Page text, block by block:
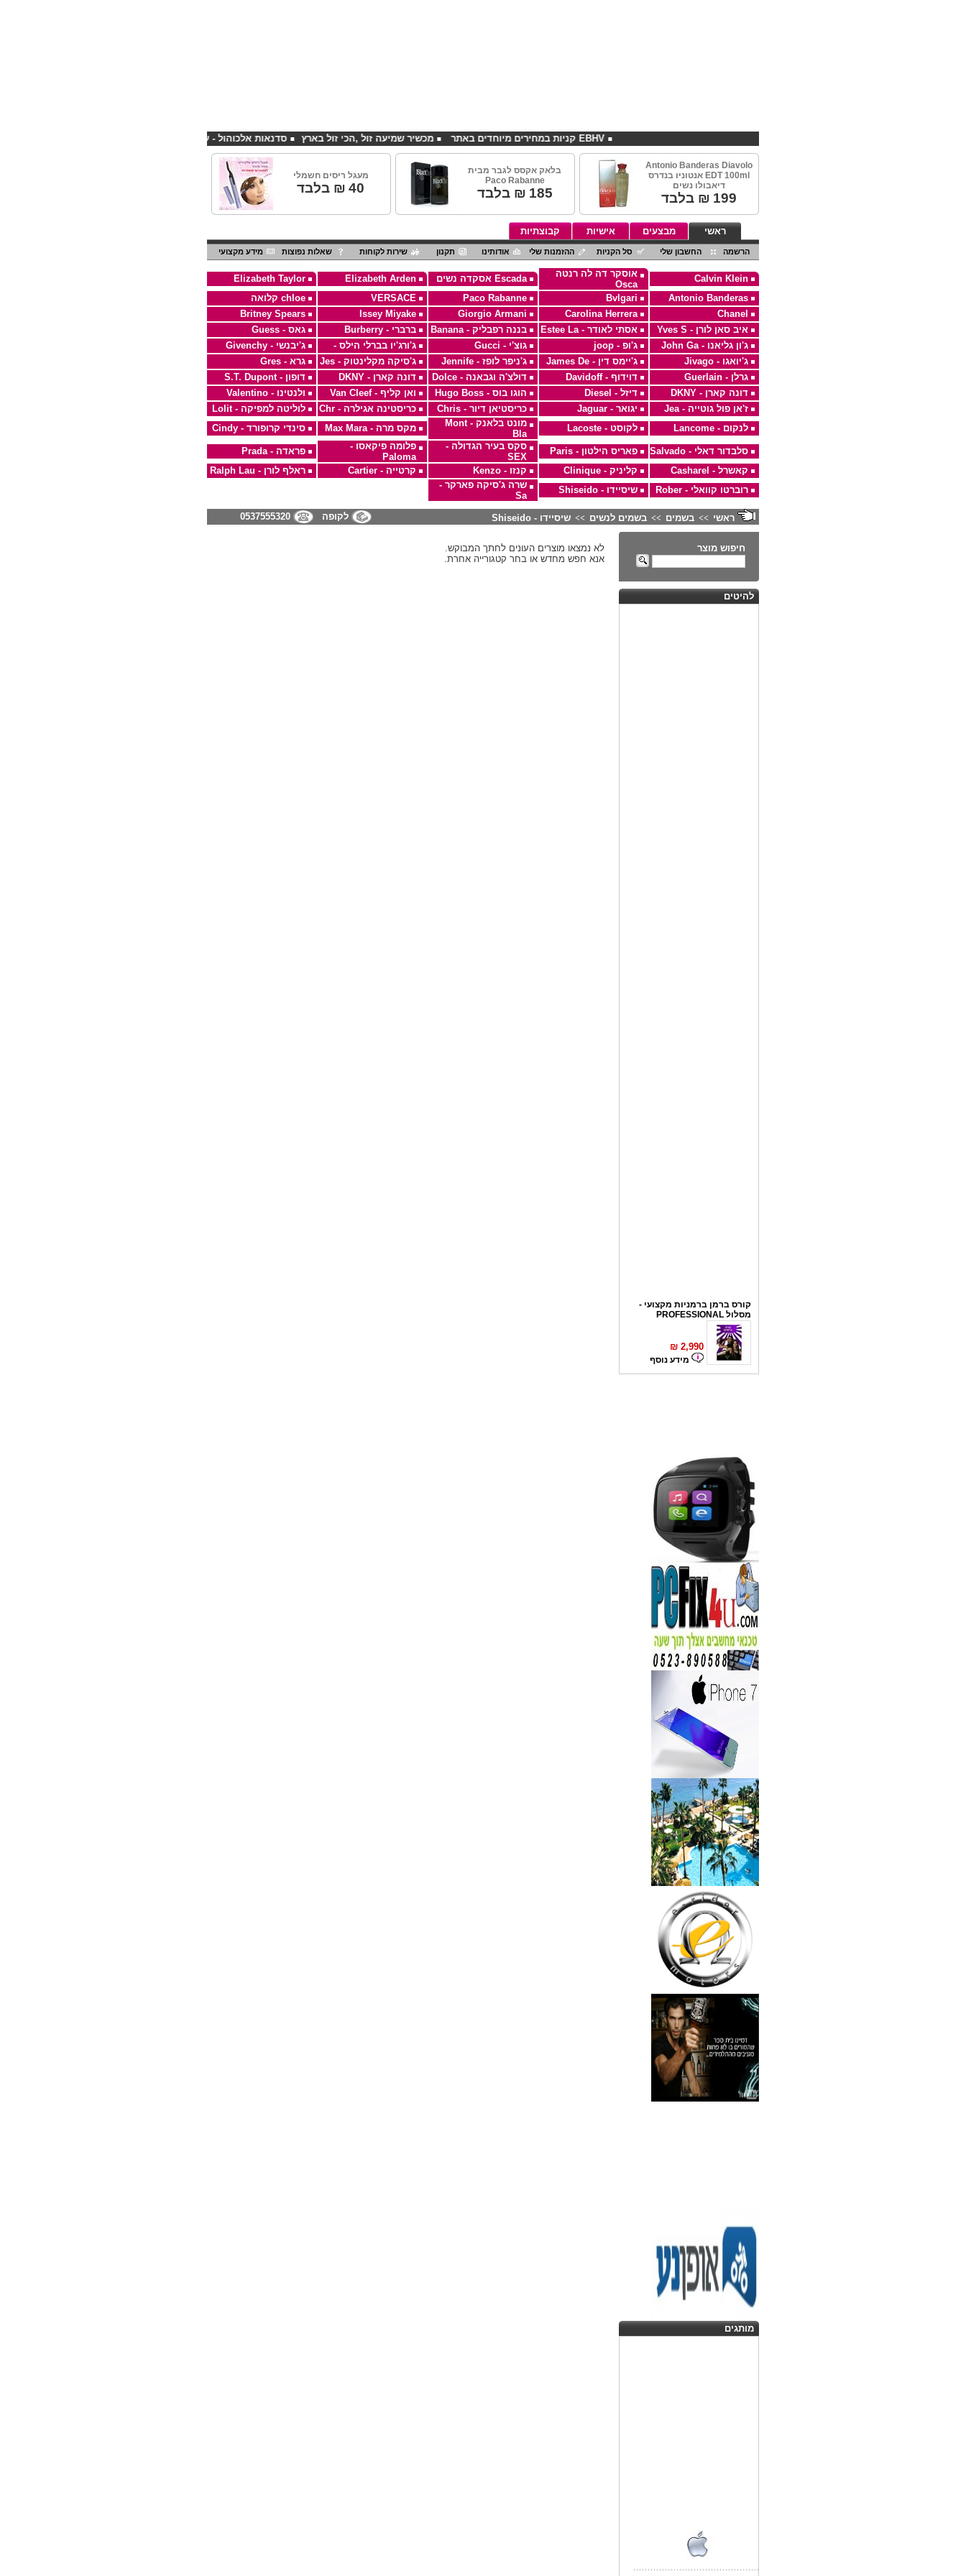
סדנאות אלכוהול - ערב גיבוש לחברות מכשיר שמיעה זול ,הכי זול בארץ EBHV קניות במחירים מיוחדים באתר
Antonio Banderas Diavolo
EDT 100ml אנטוניו בנדרס
דיאבולו נשים
199 ₪ בלבד
בלאק אקסס לגבר מבית
Paco Rabanne
185 ₪ בלבד
מעגל ריסים חשמלי
40 ₪ בלבד
ראשי מבצעים אישיות קבוצתיות
הרשמה החשבון שלי סל הקניות ההזמנות שלי אודותינו תקנון שירות לקוחות שאלות נפוצות מידע מקצועי
Calvin Klein
אוסקר דה לה רנטה
Osca
Escada אסקדה נשים Elizabeth Arden
Elizabeth Taylor
Antonio Banderas
Bvlgari
Paco Rabanne
VERSACE
chloe קלואה
Chanel
Carolina Herrera
Giorgio Armani
Issey Miyake
Britney Spears
איב סאן לורן - Yves S
אסתי לאודר - Estee La בננה רפבליק - Banana ברברי - Burberry
גאס - Guess
ג'ון גליאנו - John Ga
ג'ופ - joop גוצ'י - Gucci ג'ורג'יו בברלי הילס -
ג'יבנשי - Givenchy
ג'יואגו - Jivago
ג'יימס דין - James De ג'ניפר לופז - Jennife ג'סיקה מקלינטוק - Jes
גרא - Gres
גרלן - Guerlain
דוידוף - Davidoff דולצ'ה וגבאנה - Dolce דונה קארן - DKNY
דופון - S.T. Dupont
דונה קארן - DKNY
דיזל - Diesel הוגו בוס - Hugo Boss ואן קליף - Van Cleef
ולנטינו - Valentino
ז'אן פול גוטייה - Jea
יגואר - Jaguar כריסטיאן דיור - Chris כריסטינה אגילרה - Chr
לוליטה למפיקה - Lolit
לנקום - Lancome
לקוסט - Lacoste
מונט בלאנק - Mont
Bla
מקס מרה - Max Mara סינדי קרופורד - Cindy
סלבדור דאלי - Salvado פאריס הילטון - Paris
סקס בעיר הגדולה -
SEX
פלומה פיקאסו -
Paloma
פראדה - Prada
קאשרל - Casharel
קליניק - Clinique קנזו - Kenzo קרטייה - Cartier
ראלף לורן - Ralph Lau
רוברטו קוואלי - Rober
שיסיידו - Shiseido
שרה ג'סיקה פארקר -
Sa
ראשי >> בשמים >> בשמים לנשים >> שיסיידו - Shiseido לקופה 0537555320
חיפוש מוצר
להיטים
מסלול PROFESSIONAL
2,990
מידע נוסף
לחברות
150
₪
מידע נוסף
נגן DVD קורא DIVX עם USB
מבית PIONEER
החל מ- 349 ₪
מידע נוסף
מברשות איפור מיקצועי למאפרים
349
₪
מידע נוסף
מעגל ריסים חשמלי
40
₪
מידע נוסף
מצלמות אינפרא
499
₪
מידע נוסף
18 מברשות למאפרים + נרתיק
ג'מס אדום מעור
720
₪
מידע נוסף
פינצטה לד מאירה
30
₪
מידע נוסף
Pour Homme125ML by I
285
₪
מידע נוסף
מותגים
לא נמצאו מוצרים העונים לחתך המבוקש.
אנא חפש מחדש או בחר קטגורייה אחרת.